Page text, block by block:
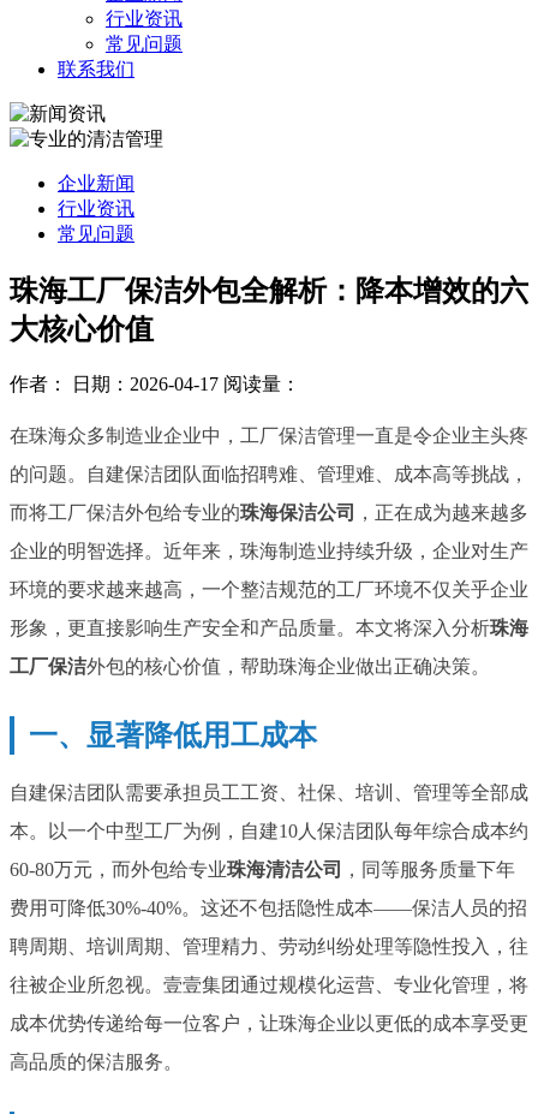
行业资讯
常见问题
联系我们
企业新闻
行业资讯
常见问题
珠海工厂保洁外包全解析：降本增效的六
大核心价值
作者： 日期：2026-04-17 阅读量：
在珠海众多制造业企业中，工厂保洁管理一直是令企业主头疼
的问题。自建保洁团队面临招聘难、管理难、成本高等挑战，
而将工厂保洁外包给专业的珠海保洁公司
，正在成为越来越多
企业的明智选择。近年来，珠海制造业持续升级，企业对生产
环境的要求越来越高，一个整洁规范的工厂环境不仅关乎企业
形象，更直接影响生产安全和产品质量。本文将深入分析珠海
工厂保洁外包的核心价值，帮助珠海企业做出正确决策。
一、显著降低用工成本
自建保洁团队需要承担员工工资、社保、培训、管理等全部成
本。以一个中型工厂为例，自建10人保洁团队每年综合成本约
60-80万元，而外包给专业珠海清洁公司
，同等服务质量下年
费用可降低30%-40%。这还不包括隐性成本——保洁人员的招
聘周期、培训周期、管理精力、劳动纠纷处理等隐性投入，往
往被企业所忽视。壹壹集团通过规模化运营、专业化管理，将
成本优势传递给每一位客户，让珠海企业以更低的成本享受更
高品质的保洁服务。